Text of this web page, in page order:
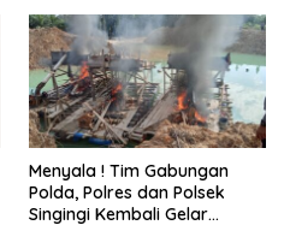
Menyala ! Tim Gabungan
Polda, Polres dan Polsek
Singingi Kembali Gelar